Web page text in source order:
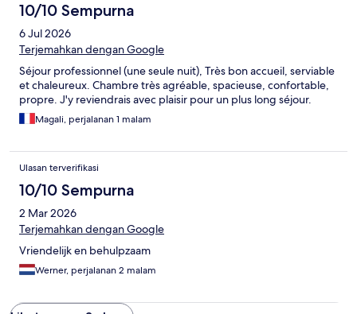
10/10 Sempurna
6 Jul 2026
Terjemahkan dengan Google
Séjour professionnel (une seule nuit), Très bon accueil, serviable
et chaleureux. Chambre très agréable, spacieuse, confortable,
propre. J'y reviendrais avec plaisir pour un plus long séjour.
Magali, perjalanan 1 malam
Ulasan terverifikasi
10/10 Sempurna
2 Mar 2026
Terjemahkan dengan Google
Vriendelijk en behulpzaam
Werner, perjalanan 2 malam